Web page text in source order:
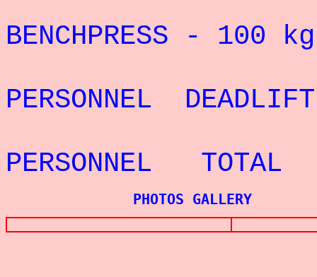
BENCHPRESS - 100
PERSONNEL
PERSONNEL
PHOTOS GALLERY